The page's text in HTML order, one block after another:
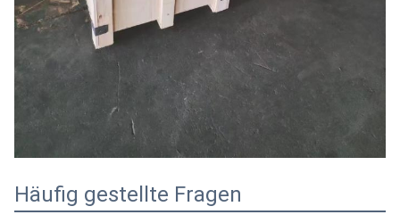
Häufig gestellte Fragen